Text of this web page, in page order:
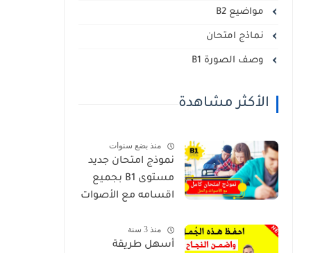
مواضيع B2
نماذج امتحان
وصف الصورة B1
الأكثر مشاهدة
منذ بضع سنوات
نموذج امتحان جديد
مستوى B1 بجميع
اقسامه مع الأصوات
Prüfung
منذ 3 سنة
أسهل طريقة